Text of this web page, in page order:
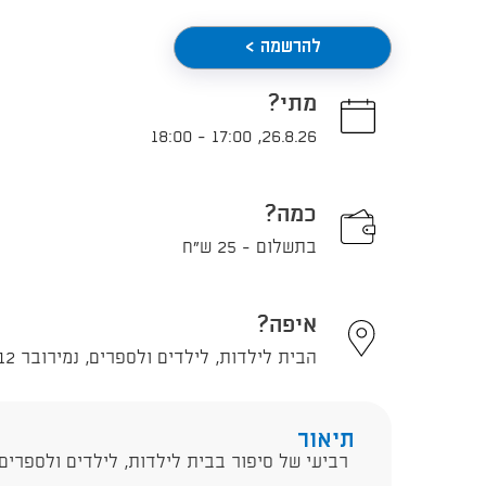
להרשמה >
מתי?
26.8.26
,
17:00
-
18:00
כמה?
בתשלום - 25 ש"ח
איפה?
הבית לילדות, לילדים ולספרים, נמירובר 12, תל אביב - יפו
תיאור
רביעי של סיפור בבית לילדות, לילדים